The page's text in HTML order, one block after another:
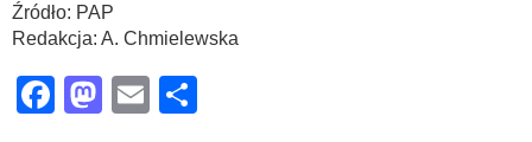
Źródło: PAP
Redakcja: A. Chmielewska
Facebook
Mastodon
Email